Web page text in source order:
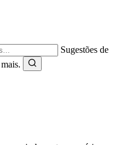
Sugestões de